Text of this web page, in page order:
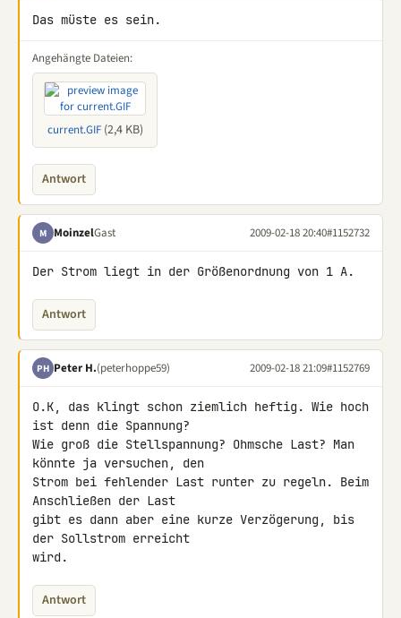
Das müste es sein.
Angehängte Dateien:
current.GIF(2,4 KB)
Antwort
M MoinzelGast 2009-02-18 20:40#1152732
Der Strom liegt in der Größenordnung von 1 A.
Antwort
PH Peter H.(peterhoppe59) 2009-02-18 21:09#1152769
O.K, das klingt schon ziemlich heftig. Wie hoch
ist denn die Spannung?
Wie groß die Stellspannung? Ohmsche Last? Man
könnte ja versuchen, den
Strom bei fehlender Last runter zu regeln. Beim
Anschließen der Last
gibt es dann aber eine kurze Verzögerung, bis
der Sollstrom erreicht
wird.
Antwort